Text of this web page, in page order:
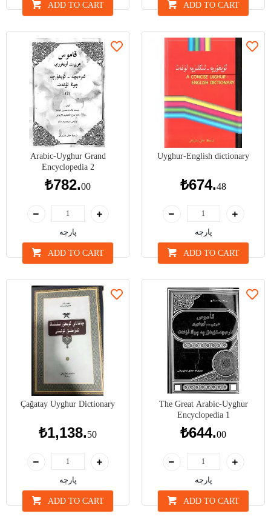
ADD TO CART
ADD TO CART
Uyghur-English dictionary
₺674.48
پارچە
ADD TO CART
Arabic-Uyghur Grand
Encyclopedia 2
₺782.00
پارچە
ADD TO CART
The Great Arabic-Uyghur
Encyclopedia 1
₺644.00
پارچە
ADD TO CART
Çağatay Uyghur Dictionary
₺1,138.50
پارچە
ADD TO CART